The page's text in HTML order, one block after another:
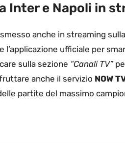
Inter e Napoli in
anche in streaming
l’applicazione ufficiale per
sulla sezione “Canali TV”
anche il servizio NOW
partite del massimo